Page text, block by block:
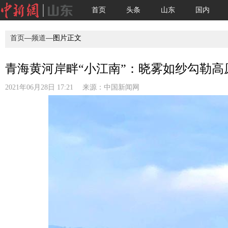
首页 头条 山东 国内
首页—频道—图片正文
青海黄河岸畔“小江南”：晓雾如纱勾勒高
2021年06月28日 17:21 来源： 中国新闻网